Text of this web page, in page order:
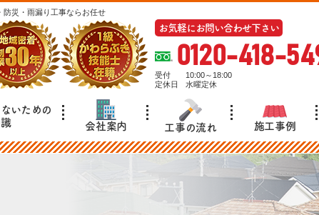
防災・雨漏り工事ならお任せ
お気軽にお問い合わせ下さい
0120-418-
受付
10:00～18:00
定休日
水曜定休
いための
会社案内 工事の流れ 施工事例